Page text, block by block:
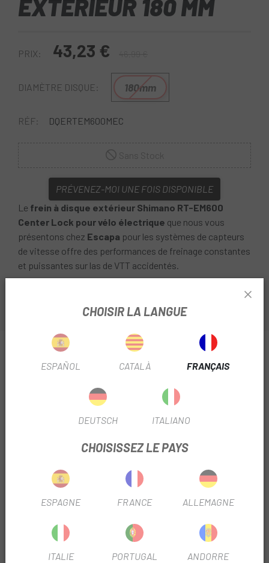
EXTÉRIEUR 180 MM
PRIX: 43,23 €
DIAMÈTRE DISQUE: 180mm
RÉF: DQERTEM600MEC
PRÉVENEZ-MOI UNE FOIS DISPONIBLE
Le frein à disque extérieur Shimano RT-EM600
Center Lock pour vélo électrique que nous vous
présentons chez Escapa pour les systèmes de capteurs
de vitesse offre des performances de freinage constantes
et puissantes sur las de VTT accidentés.
INFORMATION SUR DISQUE SHIMANO POUR VÉLO
ÉLECTRIQUE RT-EM600 CENTER LOCK
FICHE PRODUIT
INFORMATION PRODUIT
CHOISIR LA LANGUE
ESPAÑOL CATALÀ FRANÇAIS
DEUTSCH ITALIANO
CHOISISSEZ LE PAYS
ESPAGNE FRANCE ALLEMAGNE
ITALIE PORTUGAL ANDORRE